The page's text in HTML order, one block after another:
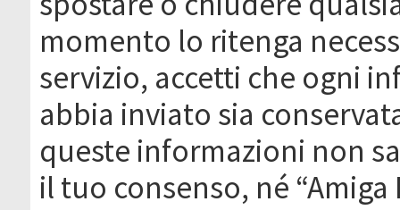
momento lo ritenga
servizio, accetti che ogni
abbia inviato sia
queste informazioni non
il tuo consenso, né